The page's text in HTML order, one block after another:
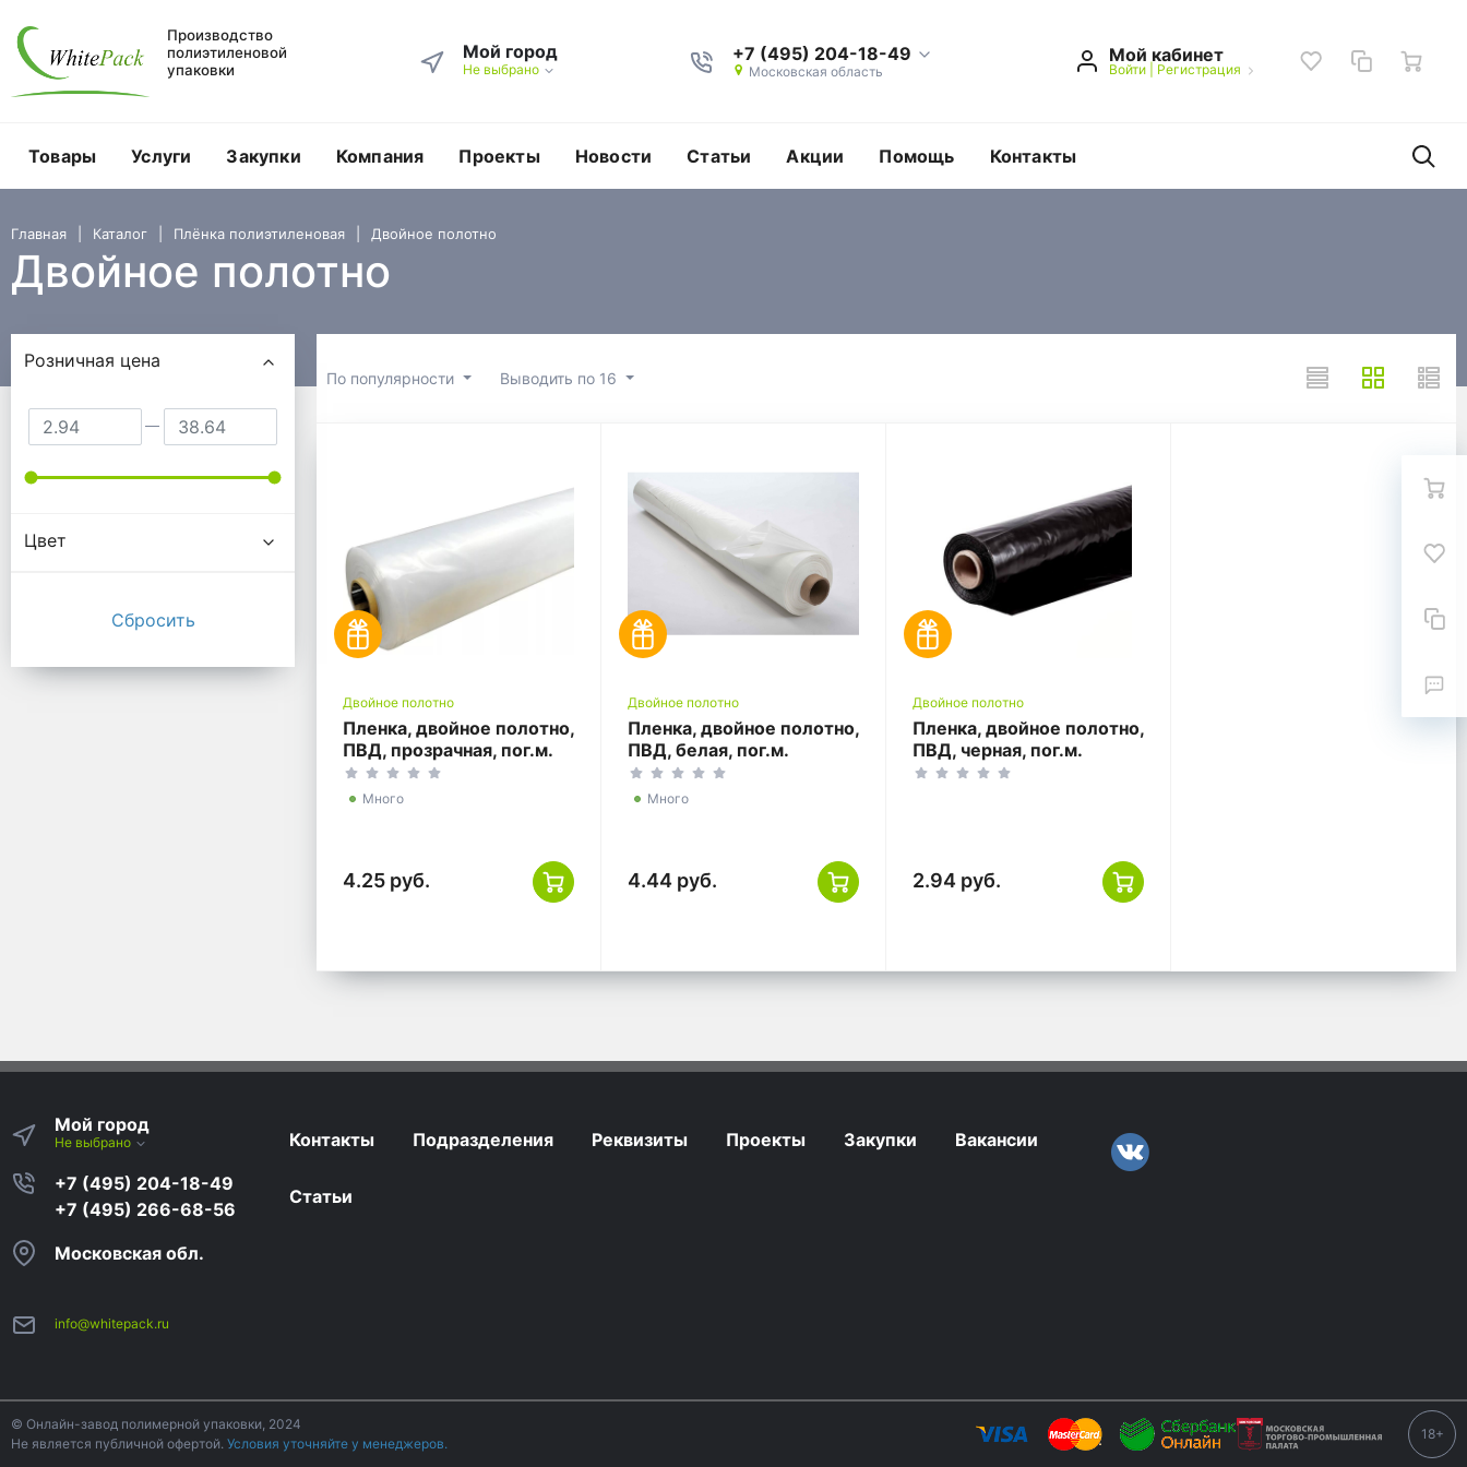
Производство
полиэтиленовой
упаковки
Мой город
Не выбрано
+7 (495) 204-18-49
Московская область
Мой кабинет
Войти| Регистрация
Товары Услуги Закупки Компания Проекты Новости Статьи Акции Помощь Контакты
Главная Каталог Плёнка полиэтиленовая Двойное полотно
Двойное полотно
По популярности Выводить по 16
Двойное полотно
Пленка, двойное полотно,
ПВД, прозрачная, пог.м.
Много
4.25 руб.
Двойное полотно
Пленка, двойное полотно,
ПВД, белая, пог.м.
Много
4.44 руб.
Двойное полотно
Пленка, двойное полотно,
ПВД, черная, пог.м.
2.94 руб.
Подбор параметров
Розничная цена
Цвет
Мой город
Не выбрано
+7 (495) 204-18-49
+7 (495) 266-68-56
Московская обл.
info@whitepack.ru
Контакты Подразделения Реквизиты Проекты Закупки Вакансии
Статьи
© Онлайн-завод полимерной упаковки, 2024
Не является публичной офертой. Условия уточняйте у менеджеров.
18+